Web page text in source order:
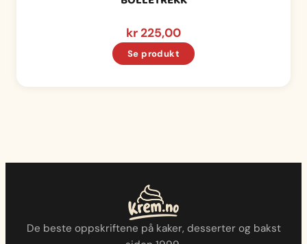
kr 225,00
Se produkt
De beste oppskriftene på kaker, desserter og bakst